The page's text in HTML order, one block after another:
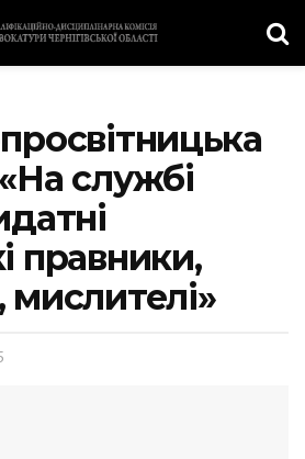
службі
правники,
мислителі»